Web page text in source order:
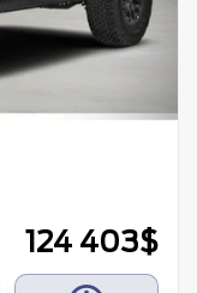
124 403$